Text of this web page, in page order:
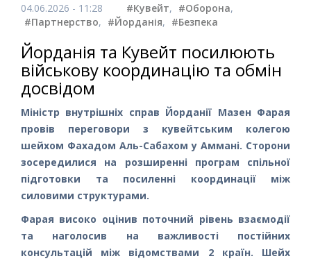
04.06.2026 - 11:28 #Кувейт, #Оборона,
#Партнерство, #Йорданія, #Безпека
Йорданія та Кувейт посилюють
військову координацію та обмін
досвідом
Міністр внутрішніх справ Йорданії Мазен Фарая
провів переговори з кувейтським колегою
шейхом Фахадом Аль-Сабахом у Аммані. Сторони
зосередилися на розширенні програм спільної
підготовки та посиленні координації між
силовими структурами.
Фарая високо оцінив поточний рівень взаємодії
та наголосив на важливості постійних
консультацій між відомствами 2 країн. Шейх